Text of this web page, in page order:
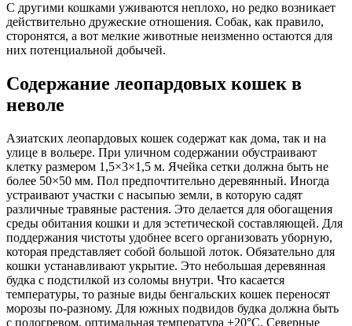
С другими кошками уживаются неплохо, но редко возникает
действительно дружеские отношения. Собак, как правило,
сторонятся, а вот мелкие животные неизменно остаются для
них потенциальной добычей.
Содержание леопардовых кошек в
неволе
Азиатских леопардовых кошек содержат как дома, так и на
улице в вольере. При уличном содержании обустраивают
клетку размером 1,5×3×1,5 м. Ячейка сетки должна быть не
более 50×50 мм. Пол предпочтительно деревянный. Иногда
устраивают участки с насыпью земли, в которую садят
различные травяные растения. Это делается для обогащения
среды обитания кошки и для эстетической составляющей. Для
поддержания чистоты удобнее всего организовать уборную,
которая представляет собой большой лоток. Обязательно для
кошки устанавливают укрытие. Это небольшая деревянная
будка с подстилкой из соломы внутри. Что касается
температуры, то разные виды бенгальских кошек переносят
морозы по-разному. Для южных подвидов будка должна быть
с подогревом, оптимальная температура +20°С. Северные